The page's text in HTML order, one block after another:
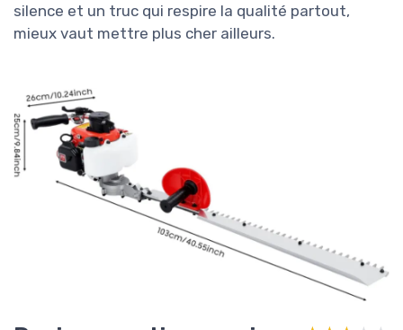
silence et un truc qui respire la qualité partout,
mieux vaut mettre plus cher ailleurs.